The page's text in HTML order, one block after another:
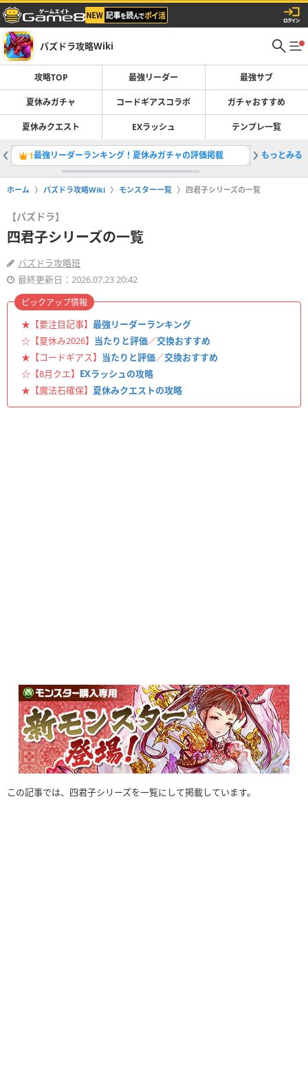
パズドラ攻略Wiki
攻略TOP 最強リーダー 最強サブ
夏休みガチャ コードギアスコラボ ガチャおすすめ
夏休みクエスト EXラッシュ テンプレ一覧
1最強リーダーランキング！夏休みガチャの評価掲載 2コード
もっとみる
ホーム パズドラ攻略Wiki モンスター一覧 四君子シリーズの一覧
【パズドラ】
四君子シリーズの一覧
パズドラ攻略班
最終更新日：2026.07.23 20:42
★【要注目記事】 最強リーダーランキング
☆【夏休み2026】 当たりと評価／交換おすすめ
★【コードギアス】 当たりと評価／交換おすすめ
☆【8月クエ】 EXラッシュの攻略
★【魔法石確保】 夏休みクエストの攻略
ピックアップ情報
この記事では、四君子シリーズを一覧にして掲載しています。